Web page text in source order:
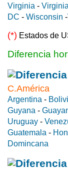
Virginia -
DC - Wisconsin -
(*) Estados de
Diferencia
C.América
Argentina -
Guyana -
Uruguay -
Guatemala -
Domincana